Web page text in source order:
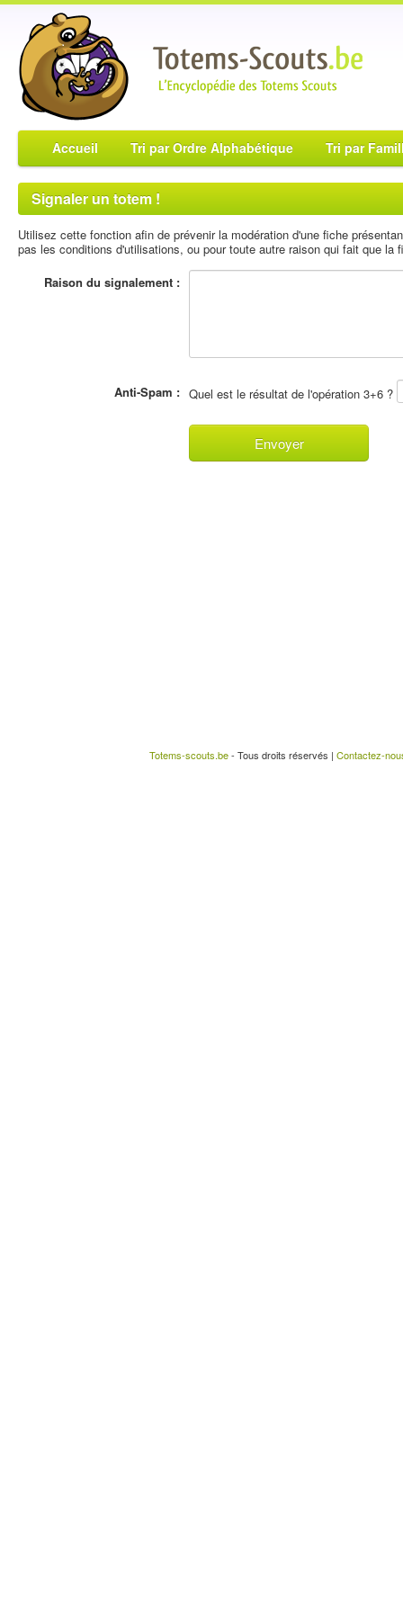
Accueil Tri par Ordre Alphabétique Tri par
Signaler un totem !
Utilisez cette fonction afin de prévenir la modération d'une fiche
pas les conditions d'utilisations, ou pour toute autre raison qui fait que la
Raison du signalement :
Anti-Spam : Quel est le résultat de l'opération 3+6 ?
Totems-scouts.be- Tous droits réservés | Contactez-